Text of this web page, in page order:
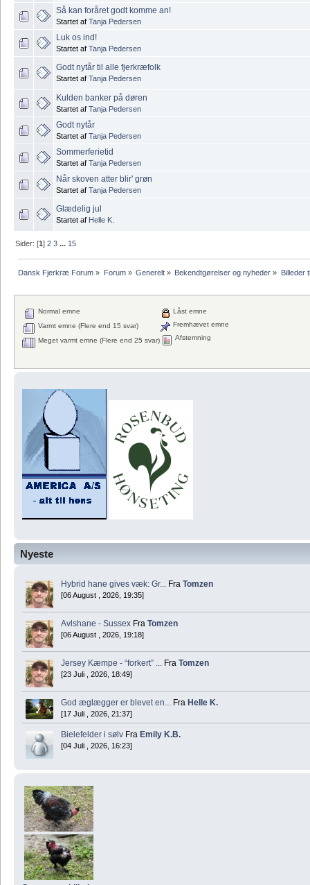
Nyeste
Hybrid hane gives væk: Gr... Fra Tomzen
[06 August , 2026, 19:35]
Avlshane - Sussex Fra Tomzen
[06 August , 2026, 19:18]
Jersey Kæmpe - “forkert” ... Fra Tomzen
[23 Juli , 2026, 18:49]
God æglægger er blevet en... Fra Helle K.
[17 Juli , 2026, 21:37]
Bielefelder i sølv Fra Emily K.B.
[04 Juli , 2026, 16:23]
Så kan foråret godt komme an!
Startet af Tanja Pedersen
Luk os ind!
Startet af Tanja Pedersen
Godt nytår til alle fjerkræfolk
Startet af Tanja Pedersen
Kulden banker på døren
Startet af Tanja Pedersen
Godt nytår
Startet af Tanja Pedersen
Sommerferietid
Startet af Tanja Pedersen
Når skoven atter blir' grøn
Startet af Tanja Pedersen
Glædelig jul
Startet af Helle K.
Sider: [1]2 3 ... 15
Dansk Fjerkræ Forum » Forum» Generelt» Bekendtgørelser og nyheder » Billeder
Normal emne
Varmt emne (Flere end 15 svar)
Meget varmt emne (Flere end 25 svar)
Låst emne
Fremhævet emne
Afstemning